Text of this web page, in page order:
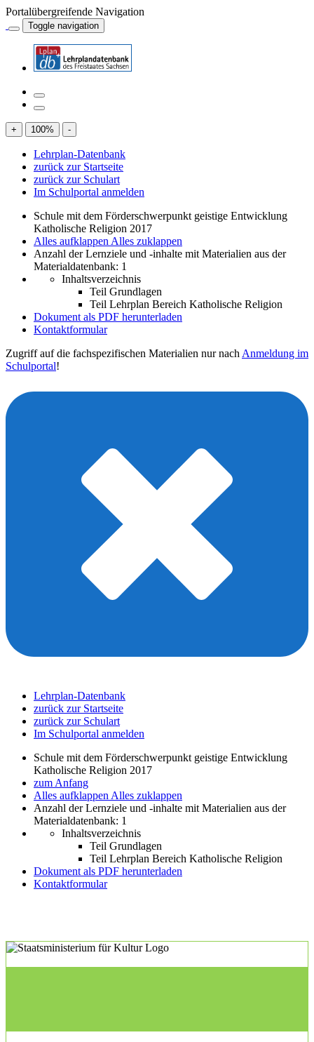
Portalübergreifende Navigation
Toggle navigation
+ 100% -
Lehrplan-Datenbank
zurück zur Startseite
zurück zur Schulart
Im Schulportal anmelden
Schule mit dem Förderschwerpunkt geistige Entwicklung
Katholische Religion 2017
Alles aufklappen Alles zuklappen
Anzahl der Lernziele und -inhalte mit Materialien aus der
Materialdatenbank: 1
Inhaltsverzeichnis
Teil Grundlagen
Teil Lehrplan Bereich Katholische Religion
Dokument als PDF herunterladen
Kontaktformular
Zugriff auf die fachspezifischen Materialien nur nach Anmeldung im
Schulportal!
Lehrplan-Datenbank
zurück zur Startseite
zurück zur Schulart
Im Schulportal anmelden
Schule mit dem Förderschwerpunkt geistige Entwicklung
Katholische Religion 2017
zum Anfang
Alles aufklappen Alles zuklappen
Anzahl der Lernziele und -inhalte mit Materialien aus der
Materialdatenbank: 1
Inhaltsverzeichnis
Teil Grundlagen
Teil Lehrplan Bereich Katholische Religion
Dokument als PDF herunterladen
Kontaktformular